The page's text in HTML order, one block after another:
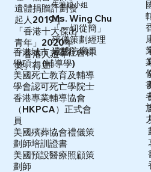
遺體捐贈計劃發
起人2019年
「香港十大傑出
青年」 2020年
「香港人道年
奬」得主
「一切從簡」
殯儀策劃經理
遺體防腐員
香港城市大學社會科
學碩士 (輔導學)
美國死亡教育及輔導
學會認可死亡學院士
香港專業輔導協會
（HKPCA）正式會
員
美國殯葬協會禮儀策
劃師培訓證書
美國預設醫療照顧策
劃師
Ms. Wing Chu
朱雅穎小姐